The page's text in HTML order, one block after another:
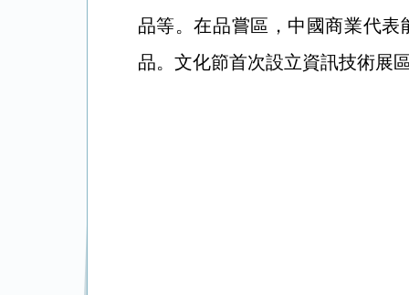
品等。在品嘗區，中國商業代
品。文化節首次設立資訊技術展